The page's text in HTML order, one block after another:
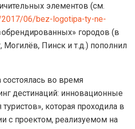
элементов (см.
06/bez-logotipa-ty-ne-
городов (в
Пинск и т.д.) пополнил
состоялась во время
дестинаций: инновационные
которая проходила в
с проектом, реализуемом на